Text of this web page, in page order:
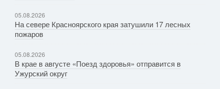
05.08.2026
На севере Красноярского края затушили 17 лесных
пожаров
05.08.2026
В крае в августе «Поезд здоровья» отправится в
Ужурский округ